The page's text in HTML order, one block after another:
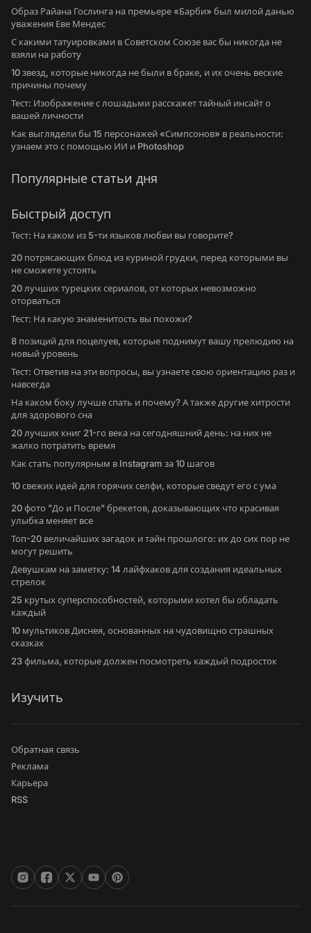
Образ Райана Гослинга на премьере «Барби» был милой данью
уважения Еве Мендес
С какими татуировками в Советском Союзе вас бы никогда не
взяли на работу
10 звезд, которые никогда не были в браке, и их очень веские
причины почему
Тест: Изображение с лошадьми расскажет тайный инсайт о
вашей личности
Как выглядели бы 15 персонажей «Симпсонов» в реальности:
узнаем это с помощью ИИ и Photoshop
Популярные статьи дня
Быстрый доступ
Тест: На каком из 5-ти языков любви вы говорите?
20 потрясающих блюд из куриной грудки, перед которыми вы
не сможете устоять
20 лучших турецких сериалов, от которых невозможно
оторваться
Тест: На какую знаменитость вы похожи?
8 позиций для поцелуев, которые поднимут вашу прелюдию на
новый уровень
Тест: Ответив на эти вопросы, вы узнаете свою ориентацию раз и
навсегда
На каком боку лучше спать и почему? А также другие хитрости
для здорового сна
20 лучших книг 21-го века на сегодняшний день: на них не
жалко потратить время
Как стать популярным в Instagram за 10 шагов
10 свежих идей для горячих селфи, которые сведут его с ума
20 фото "До и После" брекетов, доказывающих что красивая
улыбка меняет все
Топ-20 величайших загадок и тайн прошлого: их до сих пор не
могут решить
Девушкам на заметку: 14 лайфхаков для создания идеальных
стрелок
25 крутых суперспособностей, которыми хотел бы обладать
каждый
10 мультиков Диснея, основанных на чудовищно страшных
сказках
23 фильма, которые должен посмотреть каждый подросток
Изучить
Обратная связь
Реклама
Карьера
RSS